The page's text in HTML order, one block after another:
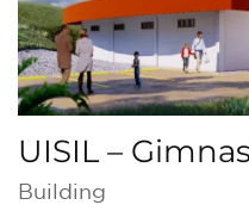
UISIL –
Building